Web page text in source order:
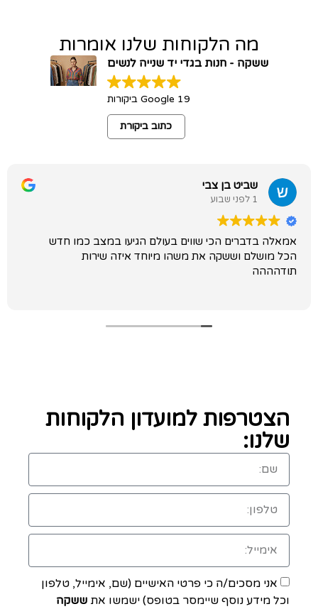
מה הלקוחות שלנו אומרות
ששקה - חנות בגדי יד שנייה לנשים
19 Google ביקורות
כתוב ביקורת
שביט בן צבי
1 לפני שבוע
אמאלה בדברים הכי שווים בעולם הגיעו במצב כמו חדש
הכל מושלם וששקה את משהו מיוחד איזה שירות
תודהההה
הצטרפות למועדון הלקוחות
שלנו:
אני מסכים/ה כי פרטי האישיים (שם, אימייל, טלפון
וכל מידע נוסף שיימסר בטופס) ישמשו את ששקה